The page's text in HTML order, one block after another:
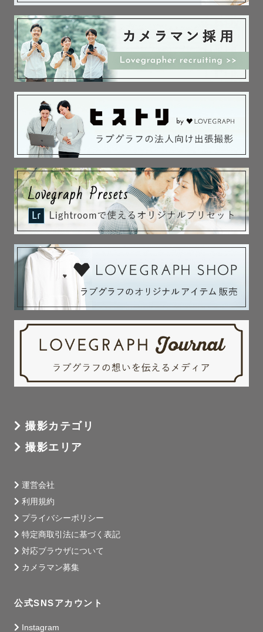
撮影カテゴリ
撮影エリア
運営会社
利用規約
プライバシーポリシー
特定商取引法に基づく表記
対応ブラウザについて
カメラマン募集
公式SNSアカウント
Instagram